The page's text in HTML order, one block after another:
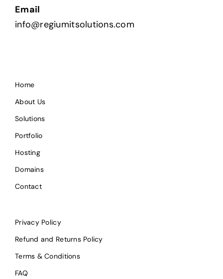
Email
info@regiumitsolutions.com
Home
About Us
Solutions
Portfolio
Hosting
Domains
Contact
Privacy Policy
Refund and Returns Policy
Terms & Conditions
FAQ